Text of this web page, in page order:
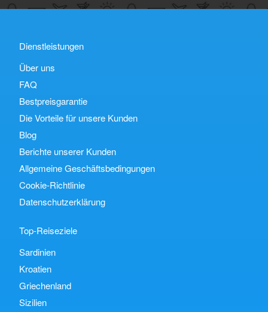
Dienstleistungen
Über uns
FAQ
Bestpreisgarantie
Die Vorteile für unsere Kunden
Blog
Berichte unserer Kunden
Allgemeine Geschäftsbedingungen
Cookie-Richtlinie
Datenschutzerklärung
Top-Reiseziele
Sardinien
Kroatien
Griechenland
Sizilien